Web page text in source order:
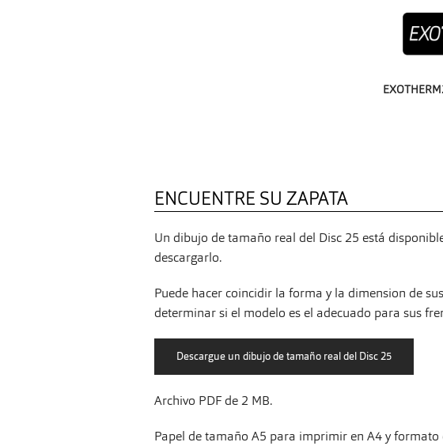
ENCUENTRE SU ZAPATA
Un dibujo de tamaño real del Disc 25 está
descargarlo.
Puede hacer coincidir la forma y la dimension de
determinar si el modelo es el adecuado para sus
Archivo PDF de 2 MB.
Papel de tamaño A5 para imprimir en A4 y formato